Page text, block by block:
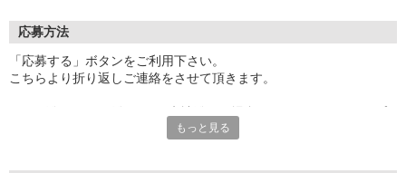
応募方法
「応募する」ボタンをご利用下さい。
こちらより折り返しご連絡をさせて頂きます。
もっと見る